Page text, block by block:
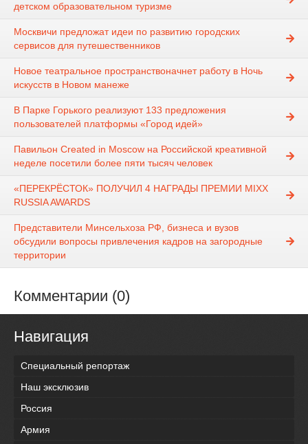
детском образовательном туризме
Москвичи предложат идеи по развитию городских
сервисов для путешественников
Новое театральное пространствоначнет работу в Ночь
искусств в Новом манеже
В Парке Горького реализуют 133 предложения
пользователей платформы «Город идей»
Павильон Created in Moscow на Российской креативной
неделе посетили более пяти тысяч человек
«ПЕРЕКРЁСТОК» ПОЛУЧИЛ 4 НАГРАДЫ ПРЕМИИ MIXX
RUSSIA AWARDS
Представители Минсельхоза РФ, бизнеса и вузов
обсудили вопросы привлечения кадров на загородные
территории
Комментарии (0)
Навигация
Специальный репортаж
Наш эксклюзив
Россия
Армия